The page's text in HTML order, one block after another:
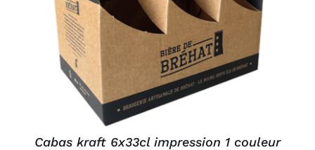
DÉTAILS
Cabas kraft 6x33cl impression 1 couleur